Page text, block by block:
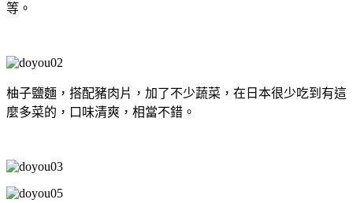
等。
柚子鹽麵，搭配豬肉片，加了不少蔬菜，在日本很少吃到有這
麼多菜的，口味清爽，相當不錯。